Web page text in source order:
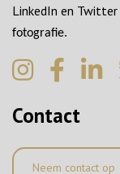
LinkedIn en Twitter
fotografie.
Contact
Neem contact op